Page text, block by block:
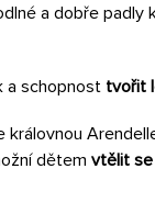
a dobře padly
a schopnost tvořit
královnou
dětem vtělit se